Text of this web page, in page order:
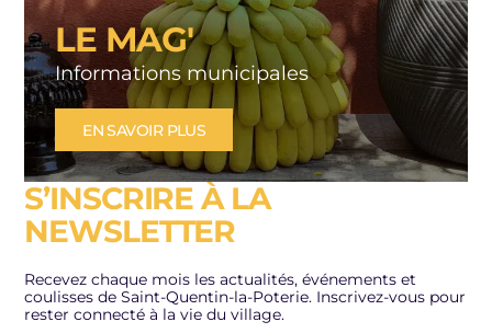
LE MAG'
Informations municipales
EN SAVOIR PLUS
S’INSCRIRE À LA
NEWSLETTER
Recevez chaque mois les actualités, événements et
coulisses de Saint-Quentin-la-Poterie. Inscrivez-vous pour
rester connecté à la vie du village.